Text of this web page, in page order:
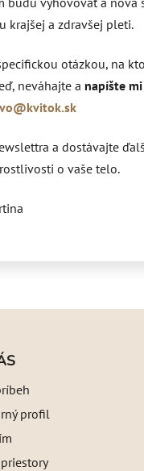
krajšej a zdravšej pleti.
otázkou, na
neváhajte a napíšte mi
a dostávajte
o vaše telo.
profil